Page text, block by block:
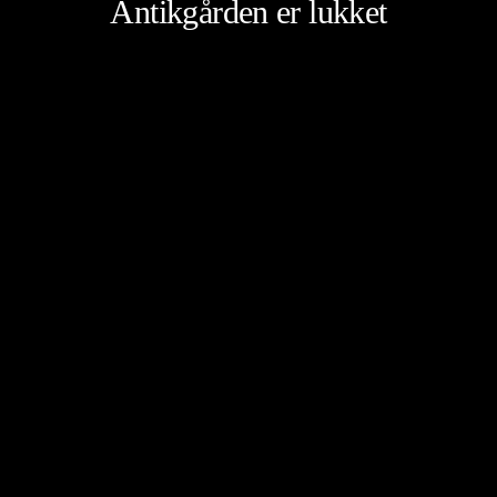
Antikgården er lukket